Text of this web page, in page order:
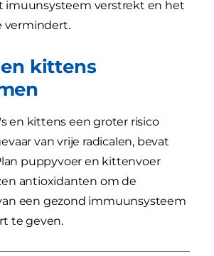
imuunsysteem verstrekt en het
vermindert.
kittens
en kittens een groter risico
van vrije radicalen, bevat
puppyvoer en kittenvoer
antioxidanten om de
een gezond immuunsysteem
te geven.